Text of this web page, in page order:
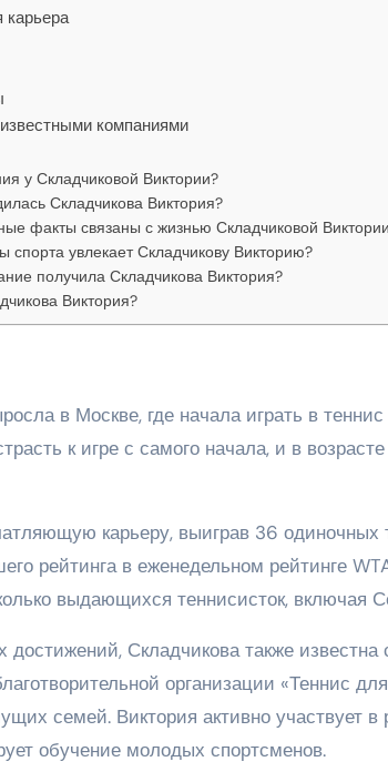
компаниями
у Складчиковой Виктории?
Складчикова Виктория?
факты связаны с жизнью Складчиковой
спорта увлекает Складчикову Викторию?
получила Складчикова Виктория?
Виктория?
в Москве, где начала играть в
к игре с самого начала, и в
карьеру, выиграв 36 одиночных
рейтинга в еженедельном рейтинге
выдающихся теннисисток,
достижений, Складчикова также
организации «Теннис
семей. Виктория активно участвует в
обучение молодых спортсменов.